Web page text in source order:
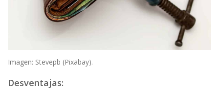
Imagen: Stevepb (Pixabay).
Desventajas: